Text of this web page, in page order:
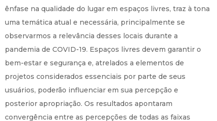
ênfase na qualidade do lugar em espaços livres, traz à tona
uma temática atual e necessária, principalmente se
observarmos a relevância desses locais durante a
pandemia de COVID-19. Espaços livres devem garantir o
bem-estar e segurança e, atrelados a elementos de
projetos considerados essenciais por parte de seus
usuários, poderão influenciar em sua percepção e
posterior apropriação. Os resultados apontaram
convergência entre as percepções de todas as faixas